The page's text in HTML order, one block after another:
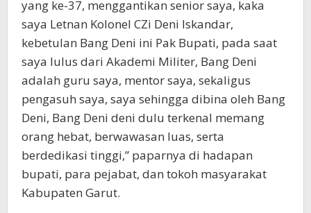
yang ke-37, menggantikan senior saya, kaka
saya Letnan Kolonel CZi Deni Iskandar,
kebetulan Bang Deni ini Pak Bupati, pada saat
saya lulus dari Akademi Militer, Bang Deni
adalah guru saya, mentor saya, sekaligus
pengasuh saya, saya sehingga dibina oleh Bang
Deni, Bang Deni deni dulu terkenal memang
orang hebat, berwawasan luas, serta
berdedikasi tinggi,” paparnya di hadapan
bupati, para pejabat, dan tokoh masyarakat
Kabupaten Garut.